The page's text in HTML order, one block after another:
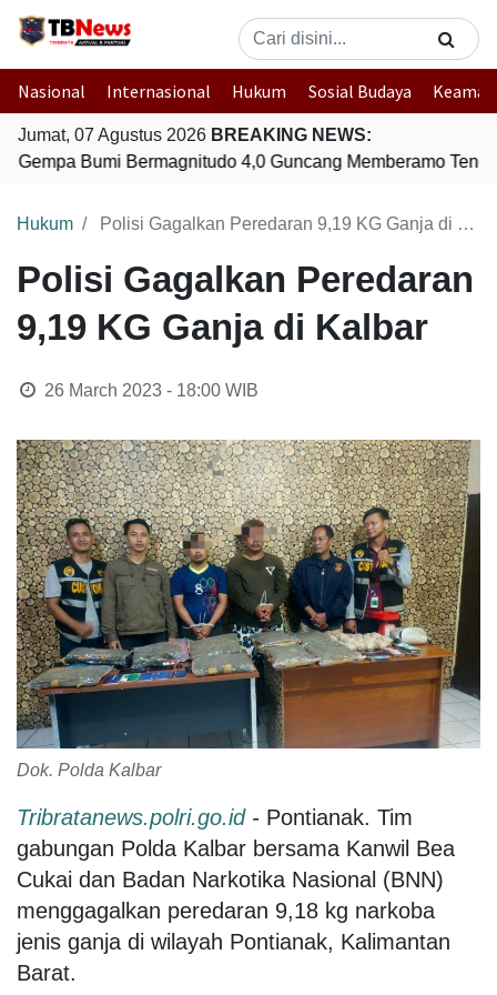
Nasional Internasional Hukum Sosial Budaya
Jumat, 07 Agustus 2026 BREAKING NEWS:
Gempa Bumi Bermagnitudo 4,0 Guncang Memberamo
Hukum Polisi Gagalkan Peredaran 9,19 KG Ganja di Kalbar
Polisi Gagalkan Peredaran
9,19 KG Ganja di Kalbar
26 March 2023 - 18:00WIB
Dok. Polda Kalbar
Tribratanews.polri.go.id- Pontianak. Tim
gabungan Polda Kalbar bersama Kanwil Bea
Cukai dan Badan Narkotika Nasional (BNN)
menggagalkan peredaran 9,18 kg narkoba
jenis ganja di wilayah Pontianak, Kalimantan
Barat.